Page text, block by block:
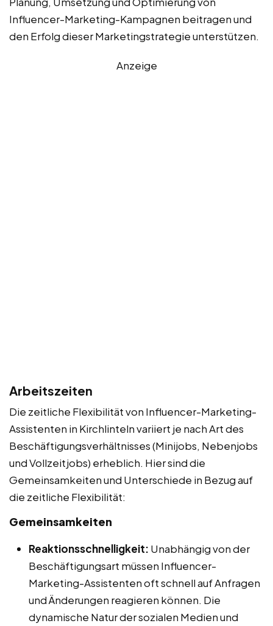
Influencer-Marketing-Kampagnen beitragen und
den Erfolg dieser Marketingstrategie unterstützen.
Anzeige
Arbeitszeiten
Die zeitliche Flexibilität von Influencer-Marketing-
Assistenten in Kirchlinteln variiert je nach Art des
Beschäftigungsverhältnisses (Minijobs, Nebenjobs
und Vollzeitjobs) erheblich. Hier sind die
Gemeinsamkeiten und Unterschiede in Bezug auf
die zeitliche Flexibilität:
Gemeinsamkeiten
Reaktionsschnelligkeit: Unabhängig von der
Beschäftigungsart müssen Influencer-
Marketing-Assistenten oft schnell auf Anfragen
und Änderungen reagieren können. Die
dynamische Natur der sozialen Medien und